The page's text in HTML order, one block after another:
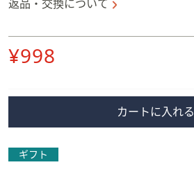
返品・交換について
削
¥998
カートに入れる
ギフト